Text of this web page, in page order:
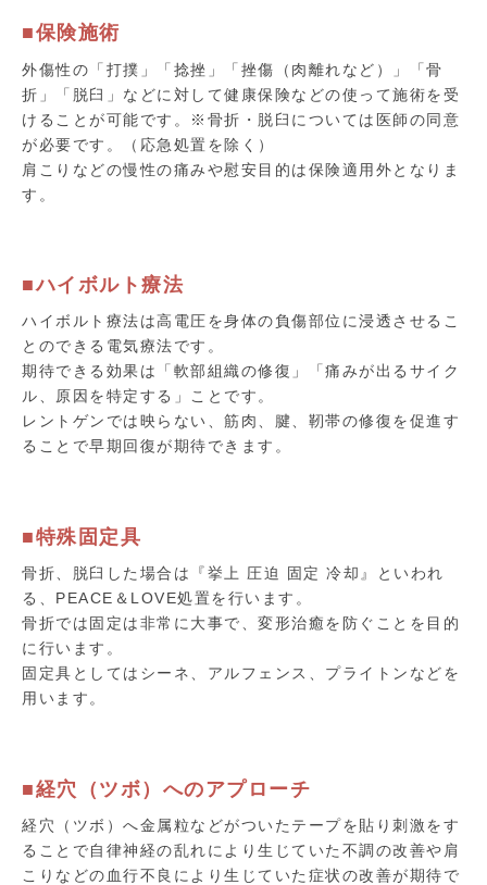
■保険施術
外傷性の「打撲」「捻挫」「挫傷（肉離れなど）」「骨
折」「脱臼」などに対して健康保険などの使って施術を受
けることが可能です。※骨折・脱臼については医師の同意
が必要です。（応急処置を除く）
肩こりなどの慢性の痛みや慰安目的は保険適用外となりま
す。
■ハイボルト療法
ハイボルト療法は高電圧を身体の負傷部位に浸透させるこ
とのできる電気療法です。
期待できる効果は「軟部組織の修復」「痛みが出るサイク
ル、原因を特定する」ことです。
レントゲンでは映らない、筋肉、腱、靭帯の修復を促進す
ることで早期回復が期待できます。
■特殊固定具
骨折、脱臼した場合は『挙上 圧迫 固定 冷却』といわれ
る、PEACE＆LOVE処置を行います。
骨折では固定は非常に大事で、変形治癒を防ぐことを目的
に行います。
固定具としてはシーネ、アルフェンス、プライトンなどを
用います。
■経穴（ツボ）へのアプローチ
経穴（ツボ）へ金属粒などがついたテープを貼り刺激をす
ることで自律神経の乱れにより生じていた不調の改善や肩
こりなどの血行不良により生じていた症状の改善が期待で